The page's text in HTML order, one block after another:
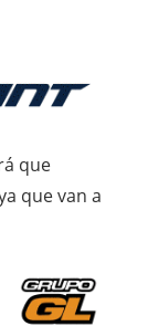
que
que van a